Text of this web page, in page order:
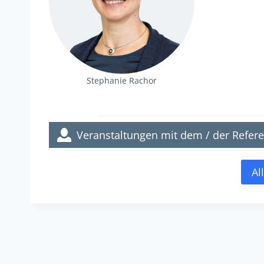
Stephanie Rachor
Veranstaltungen mit dem / der